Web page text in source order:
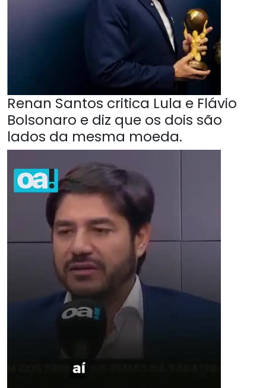
Renan Santos critica Lula e Flávio
Bolsonaro e diz que os dois são
lados da mesma moeda.